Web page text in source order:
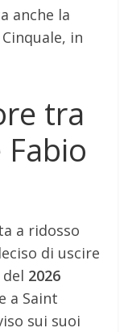
anche la
in
tra
Fabio
a ridosso
di uscire
2026
a Saint
sui suoi